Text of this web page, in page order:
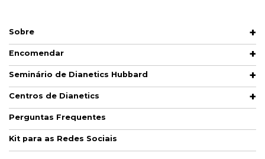
Sobre
Encomendar
Seminário de Dianetics Hubbard
Centros de Dianetics
Perguntas Frequentes
Kit para as Redes Sociais